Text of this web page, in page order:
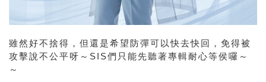
雖然好不捨得，但還是希望防彈可以快去快回，免得被
攻擊說不公平呀～ SIS們只能先聽著專輯耐心等侯囉～
～